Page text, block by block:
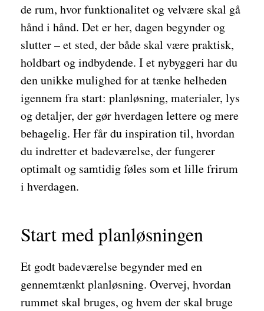
de rum, hvor funktionalitet og velvære skal gå
hånd i hånd. Det er her, dagen begynder og
slutter – et sted, der både skal være praktisk,
holdbart og indbydende. I et nybyggeri har du
den unikke mulighed for at tænke helheden
igennem fra start: planløsning, materialer, lys
og detaljer, der gør hverdagen lettere og mere
behagelig. Her får du inspiration til, hvordan
du indretter et badeværelse, der fungerer
optimalt og samtidig føles som et lille frirum
i hverdagen.
Start med planløsningen
Et godt badeværelse begynder med en
gennemtænkt planløsning. Overvej, hvordan
rummet skal bruges, og hvem der skal bruge